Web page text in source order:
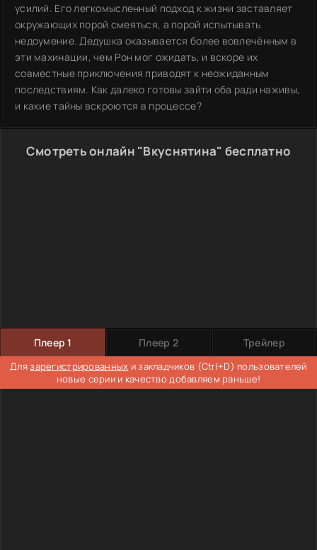
усилий. Его легкомысленный подход к жизни заставляет
окружающих порой смеяться, а порой испытывать
недоумение. Дедушка оказывается более вовлечённым в
эти махинации, чем Рон мог ожидать, и вскоре их
совместные приключения приводят к неожиданным
последствиям. Как далеко готовы зайти оба ради наживы,
и какие тайны вскроются в процессе?
Смотреть онлайн "Вкуснятина" бесплатно
Плеер 1 Плеер 2 Трейлер
Длязарегистрированных и закладчиков (Ctrl+D) пользователей
новые серии и качество добавляем раньше!